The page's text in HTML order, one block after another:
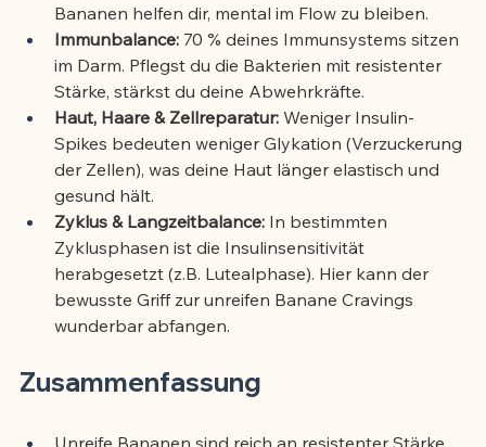
Bananen helfen dir, mental im Flow zu bleiben.
Immunbalance: 70 % deines Immunsystems sitzen
im Darm. Pflegst du die Bakterien mit resistenter
Stärke, stärkst du deine Abwehrkräfte.
Haut, Haare & Zellreparatur: Weniger Insulin-
Spikes bedeuten weniger Glykation (Verzuckerung
der Zellen), was deine Haut länger elastisch und
gesund hält.
Zyklus & Langzeitbalance: In bestimmten
Zyklusphasen ist die Insulinsensitivität
herabgesetzt (z.B. Lutealphase). Hier kann der
bewusste Griff zur unreifen Banane Cravings
wunderbar abfangen.
Zusammenfassung
Unreife Bananen sind reich an resistenter Stärke,